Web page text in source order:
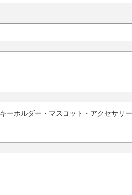
キーホルダー・マスコット・アクセサリー